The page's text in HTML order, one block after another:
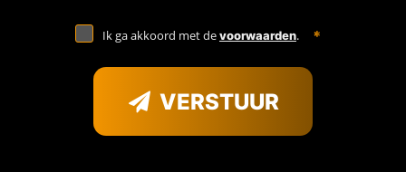
Ik ga akkoord met devoorwaarden.
VERSTUUR